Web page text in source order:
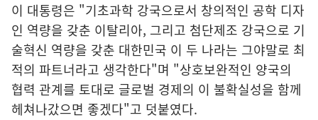
이 대통령은 "기초과학 강국으로서 창의적인 공학 디자
인 역량을 갖춘 이탈리아, 그리고 첨단제조 강국으로 기
술혁신 역량을 갖춘 대한민국 이 두 나라는 그야말로 최
적의 파트너라고 생각한다"며 "상호보완적인 양국의
협력 관계를 토대로 글로벌 경제의 이 불확실성을 함께
헤쳐나갔으면 좋겠다"고 덧붙였다.